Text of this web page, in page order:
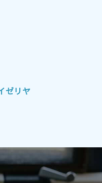
2021年11月
2020年11月
2020年8月
ゼリヤ